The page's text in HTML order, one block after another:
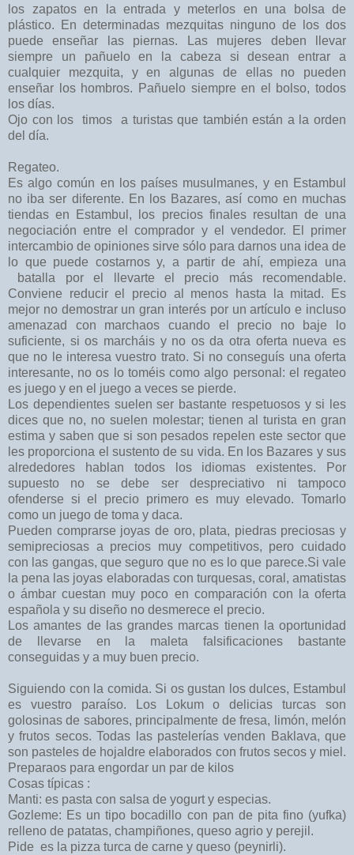
los zapatos en la entrada y meterlos en una bolsa de
plástico. En determinadas mezquitas ninguno de los dos
puede enseñar las piernas. Las mujeres deben llevar
siempre un pañuelo en la cabeza si desean entrar a
cualquier mezquita, y en algunas de ellas no pueden
enseñar los hombros. Pañuelo siempre en el bolso, todos
los días.
Ojo con los timos a turistas que también están a la orden
del día.
Regateo.
Es algo común en los países musulmanes, y en Estambul
no iba ser diferente. En los Bazares, así como en muchas
tiendas en Estambul, los precios finales resultan de una
negociación entre el comprador y el vendedor. El primer
intercambio de opiniones sirve sólo para darnos una idea de
lo que puede costarnos y, a partir de ahí, empieza una
batalla por el llevarte el precio más recomendable.
Conviene reducir el precio al menos hasta la mitad. Es
mejor no demostrar un gran interés por un artículo e incluso
amenazad con marchaos cuando el precio no baje lo
suficiente, si os marcháis y no os da otra oferta nueva es
que no le interesa vuestro trato. Si no conseguís una oferta
interesante, no os lo toméis como algo personal: el regateo
es juego y en el juego a veces se pierde.
Los dependientes suelen ser bastante respetuosos y si les
dices que no, no suelen molestar; tienen al turista en gran
estima y saben que si son pesados repelen este sector que
les proporciona el sustento de su vida. En los Bazares y sus
alrededores hablan todos los idiomas existentes. Por
supuesto no se debe ser despreciativo ni tampoco
ofenderse si el precio primero es muy elevado. Tomarlo
como un juego de toma y daca.
Pueden comprarse joyas de oro, plata, piedras preciosas y
semipreciosas a precios muy competitivos, pero cuidado
con las gangas, que seguro que no es lo que parece.Si vale
la pena las joyas elaboradas con turquesas, coral, amatistas
o ámbar cuestan muy poco en comparación con la oferta
española y su diseño no desmerece el precio.
Los amantes de las grandes marcas tienen la oportunidad
de llevarse en la maleta falsificaciones bastante
conseguidas y a muy buen precio.
Siguiendo con la comida. Si os gustan los dulces, Estambul
es vuestro paraíso. Los Lokum o delicias turcas son
golosinas de sabores, principalmente de fresa, limón, melón
y frutos secos. Todas las pastelerías venden Baklava, que
son pasteles de hojaldre elaborados con frutos secos y miel.
Preparaos para engordar un par de kilos
Cosas típicas :
Manti: es pasta con salsa de yogurt y especias.
Gozleme: Es un tipo bocadillo con pan de pita fino (yufka)
relleno de patatas, champiñones, queso agrio y perejil.
Pide es la pizza turca de carne y queso (peynirli).